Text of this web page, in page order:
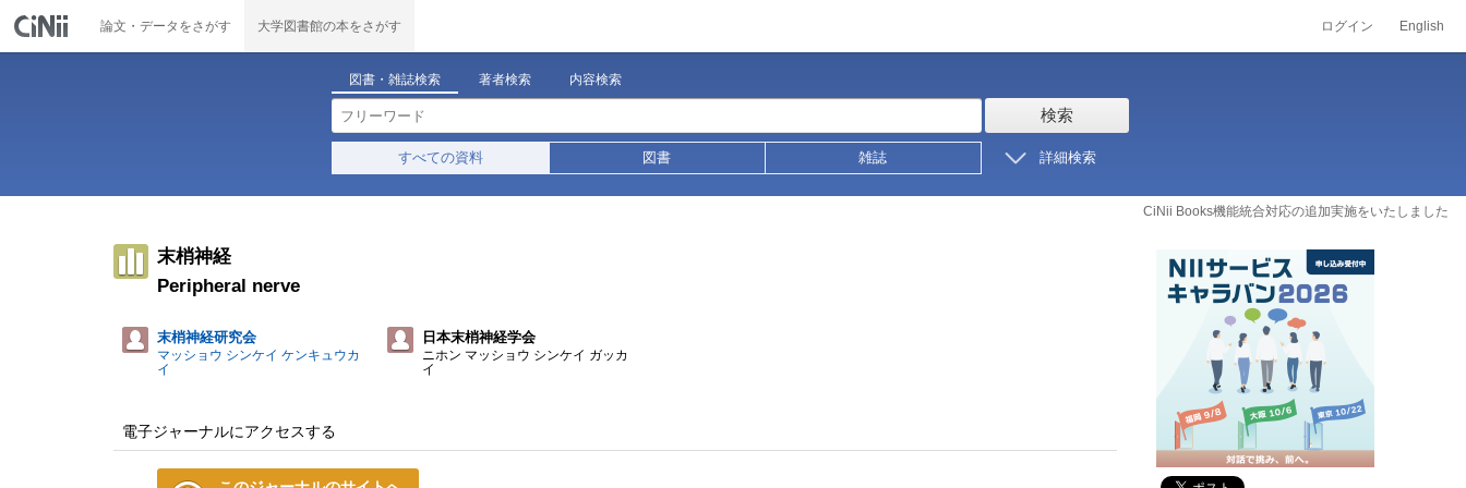
論文・データをさがす 大学図書館の本をさがす ログイン English
図書・雑誌検索 著者検索 内容検索
検索
すべての資料 図書 雑誌 詳細検索
CiNii Books機能統合対応の追加実施をいたしました
末梢神経
Peripheral nerve
末梢神経研究会
マッショウ シンケイ ケンキュウカ
イ
日本末梢神経学会
ニホン マッショウ シンケイ ガッカ
イ
電子ジャーナルにアクセスする